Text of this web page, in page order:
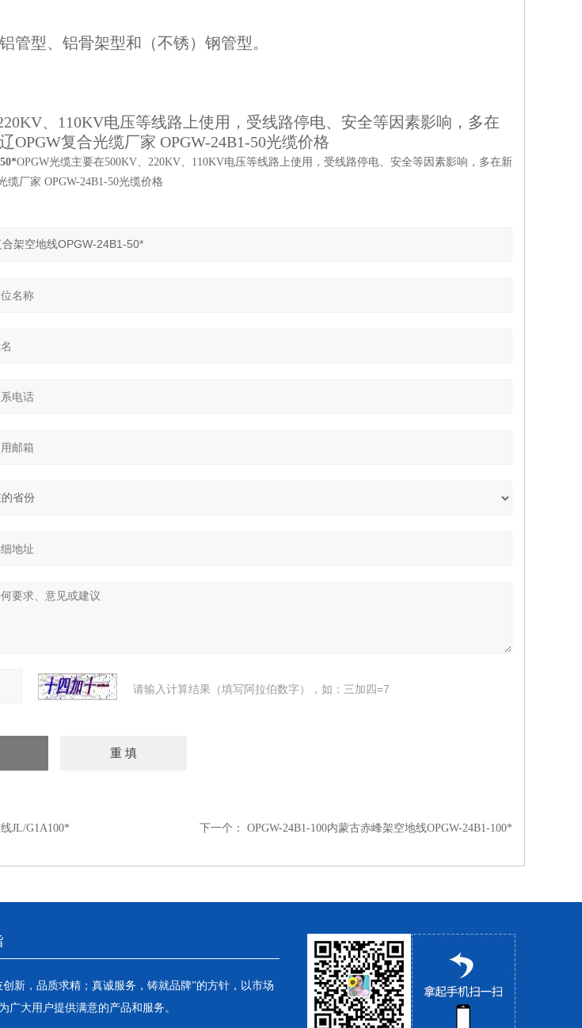
型、铝骨架型和（不锈）钢管型。
、 110KV电压等线路上使用，受线路停电、安全等因素影响，多在
OPGW复合光缆厂家 OPGW-24B1-50光缆价格
OPGW光缆主要在500KV、220KV、110KV电压等线路上使用，受线路停电、安全等因素影响，多在新
厂家 OPGW-24B1-50光缆价格
请输入计算结果（填写阿拉伯数字），如：三加四=7
JL/G1A100* 下一个： OPGW-24B1-100内蒙古赤峰架空地线OPGW-24B1-100*
创新，品质求精；真诚服务，铸就品牌”的方针，以市场
广大用户提供满意的产品和服务。